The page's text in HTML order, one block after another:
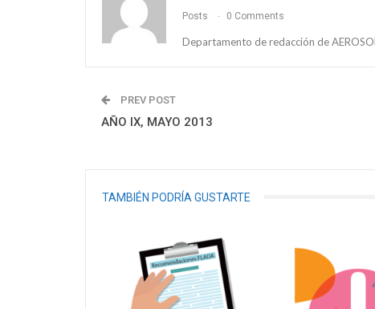
Posts 0 Comments
Departamento de redacción de
PREV POST
AÑO IX, MAYO 2013
TAMBIÉN PODRÍA GUSTARTE